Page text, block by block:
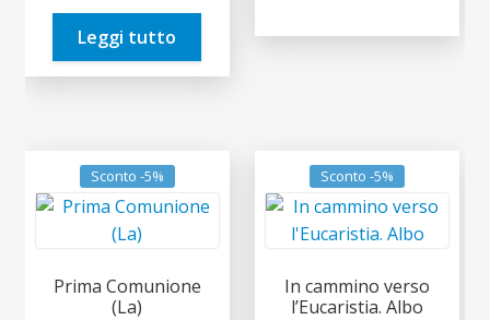
era:
3,00€.
è:
Leggi tutto
Sconto -5%
Prima Comunione
(La)
Sconto -5%
In cammino verso
l’Eucaristia. Albo